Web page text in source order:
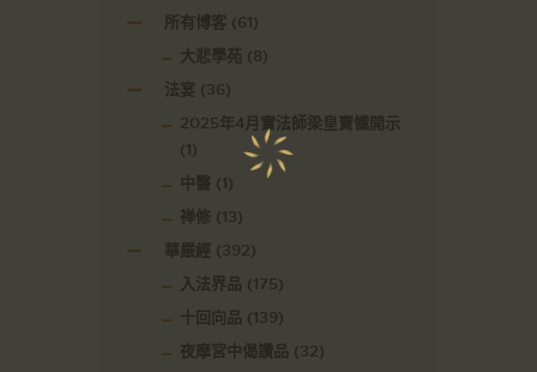
所有博客 (61)
大悲學苑 (8)
法宴 (36)
2025年4月實法師梁皇寶懺開示
(1)
中醫 (1)
禅修 (13)
華嚴經 (392)
入法界品 (175)
十回向品 (139)
夜摩宮中偈讚品 (32)